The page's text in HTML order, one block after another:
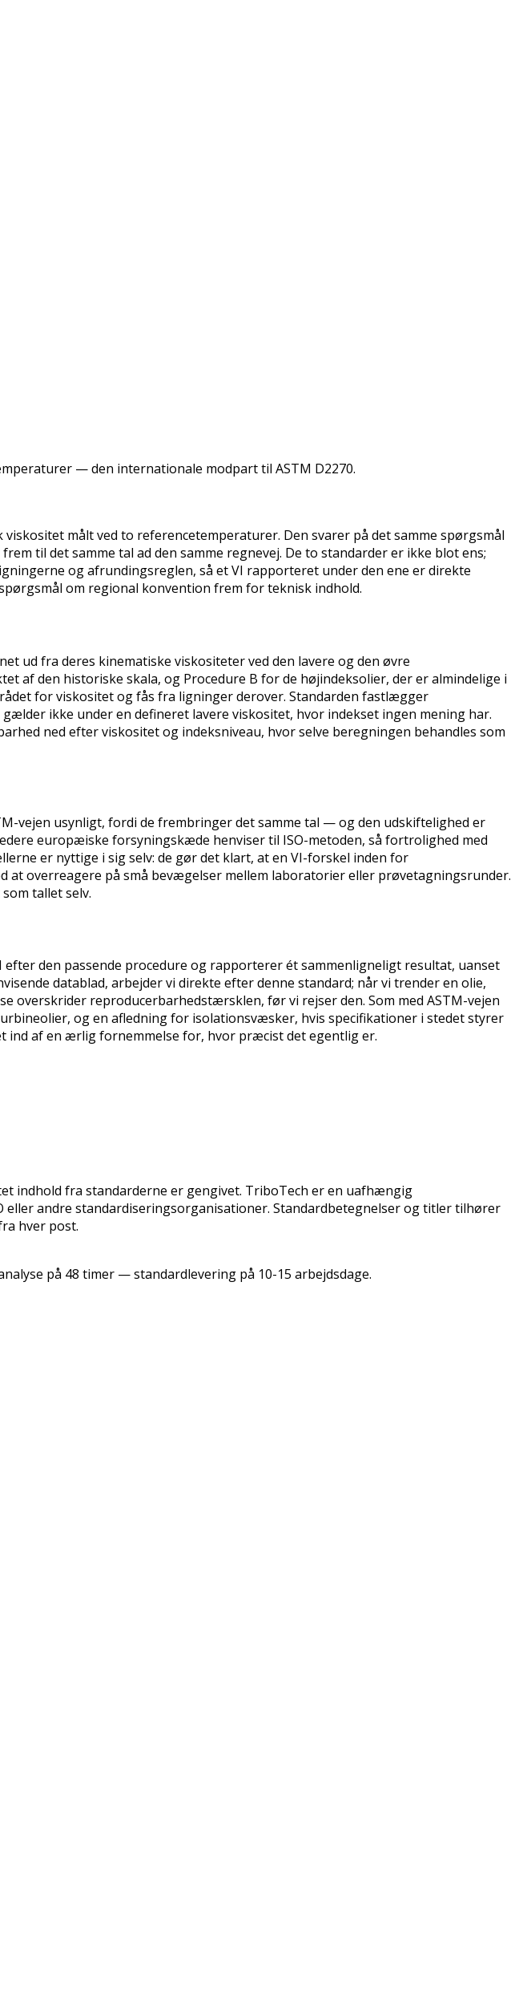
— den internationale modpart til ASTM D2270.
målt ved to referencetemperaturer. Den svarer på det samme spørgsmål
til det samme tal ad den samme regnevej. De to standarder er ikke blot ens;
og afrundingsreglen, så et VI rapporteret under den ene er direkte
om regional konvention frem for teknisk indhold.
ud fra deres kinematiske viskositeter ved den lavere og den øvre
af den historiske skala, og Procedure B for de højindeksolier, der er almindelige i
for viskositet og fås fra ligninger derover. Standarden fastlægger
ikke under en defineret lavere viskositet, hvor indekset ingen mening har.
ned efter viskositet og indeksniveau, hvor selve beregningen behandles som
vejen usynligt, fordi de frembringer det samme tal — og den udskiftelighed er
europæiske forsyningskæde henviser til ISO-metoden, så fortrolighed med
er nyttige i sig selv: de gør det klart, at en VI-forskel inden for
overreagere på små bevægelser mellem laboratorier eller prøvetagningsrunder.
tallet selv.
den passende procedure og rapporterer ét sammenligneligt resultat, uanset
datablad, arbejder vi direkte efter denne standard; når vi trender en olie,
overskrider reproducerbarhedstærsklen, før vi rejser den. Som med ASTM-vejen
og en afledning for isolationsvæsker, hvis specifikationer i stedet styrer
ind af en ærlig fornemmelse for, hvor præcist det egentlig er.
indhold fra standarderne er gengivet. TriboTech er en uafhængig
eller andre standardiseringsorganisationer. Standardbetegnelser og titler tilhører
hver post.
på 48 timer — standardlevering på 10-15 arbejdsdage.